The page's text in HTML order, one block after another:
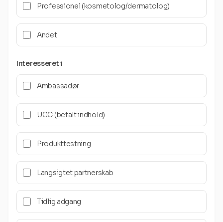
Professionel (kosmetolog/dermatolog)
Andet
Interesseret i
Ambassadør
UGC (betalt indhold)
Produkttestning
Langsigtet partnerskab
Tidlig adgang